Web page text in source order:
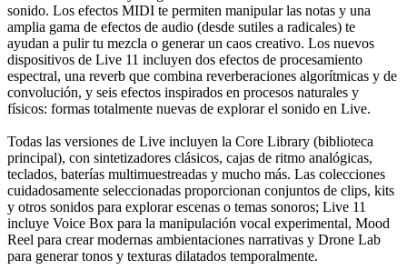
sonido. Los efectos MIDI te permiten manipular las notas y una
amplia gama de efectos de audio (desde sutiles a radicales) te
ayudan a pulir tu mezcla o generar un caos creativo. Los nuevos
dispositivos de Live 11 incluyen dos efectos de procesamiento
espectral, una reverb que combina reverberaciones algorítmicas y de
convolución, y seis efectos inspirados en procesos naturales y
físicos: formas totalmente nuevas de explorar el sonido en Live.
Todas las versiones de Live incluyen la Core Library (biblioteca
principal), con sintetizadores clásicos, cajas de ritmo analógicas,
teclados, baterías multimuestreadas y mucho más. Las colecciones
cuidadosamente seleccionadas proporcionan conjuntos de clips, kits
y otros sonidos para explorar escenas o temas sonoros; Live 11
incluye Voice Box para la manipulación vocal experimental, Mood
Reel para crear modernas ambientaciones narrativas y Drone Lab
para generar tonos y texturas dilatados temporalmente.